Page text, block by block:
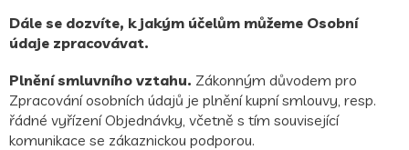
Dále se dozvíte, k jakým účelům můžeme Osobní
údaje zpracovávat.
Plnění smluvního vztahu. Zákonným důvodem pro
Zpracování osobních údajů je plnění kupní smlouvy, resp.
řádné vyřízení Objednávky, včetně s tím související
komunikace se zákaznickou podporou.